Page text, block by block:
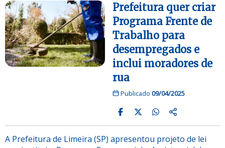
Prefeitura quer criar
Programa Frente de
Trabalho para
desempregados e
inclui moradores de
rua
Publicado 09/04/2025
A Prefeitura de Limeira (SP) apresentou projeto de lei